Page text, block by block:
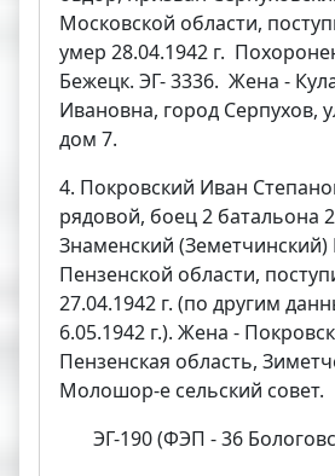
Московской области,
умер 28.04.1942 г.
Бежецк. ЭГ- 3336. Жена -
Ивановна, город Серпухов,
дом 7.
4. Покровский Иван
рядовой, боец 2 батальона
Знаменский (Земетчинский)
Пензенской области,
27.04.1942 г. (по другим
6.05.1942 г.). Жена -
Пензенская область,
Молошор-е сельский совет.
ЭГ-190 (ФЭП - 36